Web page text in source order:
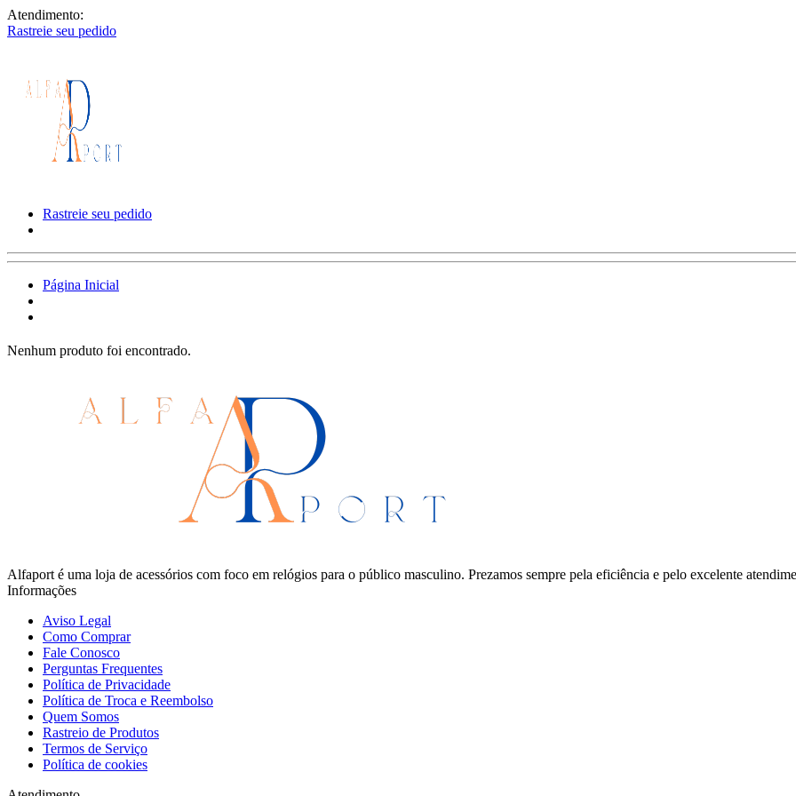
Atendimento:
Rastreie seu pedido
Rastreie seu pedido
Página Inicial
Nenhum produto foi encontrado.
Alfaport é uma loja de acessórios com foco em relógios para o público masculino. Prezamos sempre pela eficiência e pelo excelente
Informações
Aviso Legal
Como Comprar
Fale Conosco
Perguntas Frequentes
Política de Privacidade
Política de Troca e Reembolso
Quem Somos
Rastreio de Produtos
Termos de Serviço
Política de cookies